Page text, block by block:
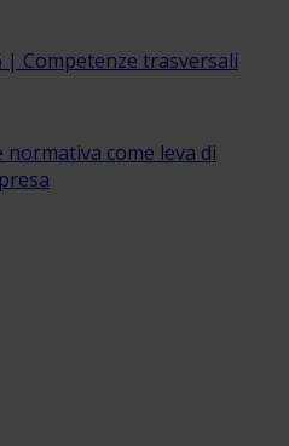
| Competenze trasversali
normativa come leva di